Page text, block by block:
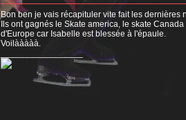
Bon ben je vais récapituler vite fait les dernières
Ils ont gagnés le Skate america, le skate
d'Europe car Isabelle est blessée à l'épaule.
Voilààààà.
_________________